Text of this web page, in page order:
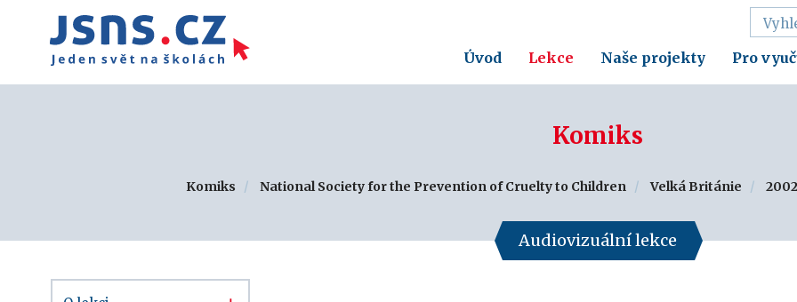
Úvod Lekce Naše projekty Pro
Komiks
Komiks National Society for the Prevention of Cruelty to Children Velká Británie 2002
Audiovizuální lekce